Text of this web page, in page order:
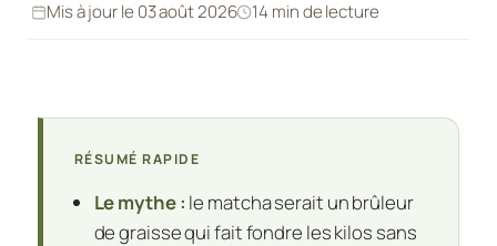
Mis à jour le 03 août 2026 14 min de lecture
RÉSUMÉ RAPIDE
Le mythe : le matcha serait un brûleur
de graisse qui fait fondre les kilos sans